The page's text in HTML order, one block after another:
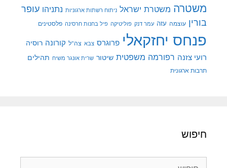
משטרה משטרת ישראל ניתוח רשתות ארגוניות נתניהו עופר
בורין עוצמה עזה עמר דנק פוליטיקה פיל בחנות חרסינה פלסטינים
פנחס יחזקאלי פרוגרס צבא צה"ל קורונה רוסיה
רועי צזנה רפורמה משפטית שיטור שרית אונגר משיח תהילים
תרבות ארגונית
חיפוש